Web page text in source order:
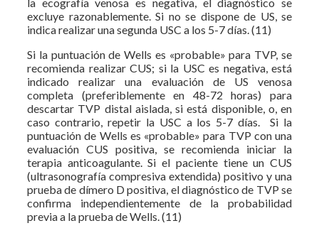
excluye razonablemente. Si no se dispone de US, se
indica realizar una segunda USC a los 5-7 días. (11)
Si la puntuación de Wells es «probable» para TVP, se
recomienda realizar CUS; si la USC es negativa, está
indicado realizar una evaluación de US venosa
completa (preferiblemente en 48-72 horas) para
descartar TVP distal aislada, si está disponible, o, en
caso contrario, repetir la USC a los 5-7 días. Si la
puntuación de Wells es «probable» para TVP con una
evaluación CUS positiva, se recomienda iniciar la
terapia anticoagulante. Si el paciente tiene un CUS
(ultrasonografía compresiva extendida) positivo y una
prueba de dímero D positiva, el diagnóstico de TVP se
confirma independientemente de la probabilidad
previa a la prueba de Wells. (11)